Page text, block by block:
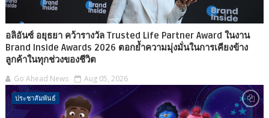
อลิอันซ์ อยุธยา คว้ารางวัล Trusted Life Partner Award ในงาน
Brand Inside Awards 2026 ตอกย้ำความมุ่งมั่นในการเคียงข้าง
ลูกค้าในทุกช่วงของชีวิต
Go Ahead News Aug 05, 2026
ประชาสัมพันธ์